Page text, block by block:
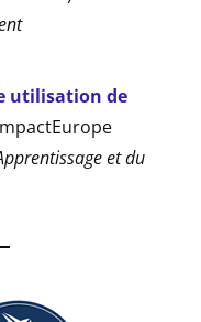
utilisation de
et du